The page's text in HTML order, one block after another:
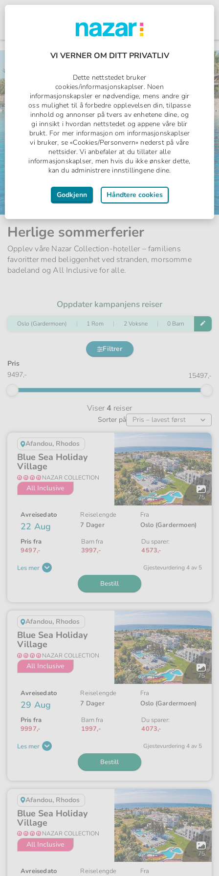
Nazar logo
Norges All Inclusive-spesialist
Fra
fra 9497,-
per person
Herlige sommerferier
Opplev våre Nazar Collection-hoteller – familiens
favoritter med beliggenhet ved stranden, morsomme
badeland og All Inclusive for alle.
Oppdater kampanjens reiser
Oslo (Gardermoen) 1 Rom 2 Voksne 0 Barn
Filtrer
Pris
9497,-
15497,-
Viser 4 reiser
Sorter på
Afandou, Rhodos
Blue Sea Holiday
Village
NAZAR COLLECTION
All Inclusive
Åpne
galleriet
75
Avreisedato
22 Aug
Reiselengde
7 Dager
Fra
Oslo (Gardermoen)
Pris fra
9497,-
Barn fra
3997,-
Du sparer:
4573,-
Les mer
Gjeste­vurdering 4 av 5
Bestill
Afandou, Rhodos
Blue Sea Holiday
Village
NAZAR COLLECTION
All Inclusive
Åpne
galleriet
75
Avreisedato
29 Aug
Reiselengde
7 Dager
Fra
Oslo (Gardermoen)
Pris fra
9997,-
Barn fra
1997,-
Du sparer:
4073,-
Les mer
Gjeste­vurdering 4 av 5
Bestill
Afandou, Rhodos
Blue Sea Holiday
Village
NAZAR COLLECTION
All Inclusive
Åpne
galleriet
75
Avreisedato Reiselengde Fra
VI VERNER OM DITT PRIVATLIV
Dette nettstedet bruker
cookies/informasjonskaplser. Noen
informasjonskapsler er nødvendige, mens andre gir
oss mulighet til å forbedre opplevelsen din, tilpasse
innhold og annonser på tvers av enhetene dine, og
gi innsikt i hvordan nettstedet og appene våre blir
brukt. For mer informasjon om informasjonskaplser
vi bruker, se «Cookies/Personvern» nederst på våre
nettsider. Vi anbefaler at du tillater alle
informasjonskaplser, men hvis du ikke ønsker dette,
kan du administrere innstillingene dine.
Godkjenn Håndtere cookies